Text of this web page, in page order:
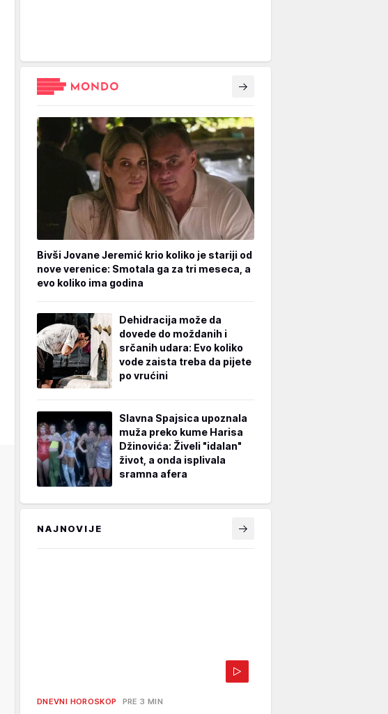
Bivši Jovane Jeremić krio koliko je stariji od
nove verenice: Smotala ga za tri meseca, a
evo koliko ima godina
Dehidracija može da
dovede do moždanih i
srčanih udara: Evo koliko
vode zaista treba da pijete
po vrućini
Slavna Spajsica upoznala
muža preko kume Harisa
Džinovića: Živeli "idalan"
život, a onda isplivala
sramna afera
NAJNOVIJE
DNEVNI HOROSKOP PRE 3 MIN